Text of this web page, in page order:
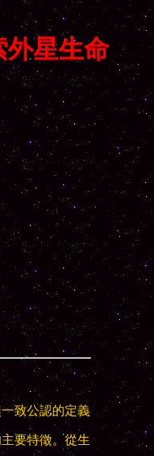
外星生命
致公認的定義
要特徵。從生